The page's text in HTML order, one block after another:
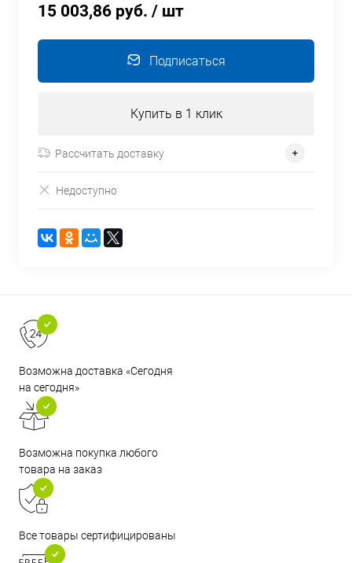
15 003,86 руб. / шт
Подписаться
Купить в 1 клик
Рассчитать доставку
Недоступно
Возможна доставка «Сегодня
на сегодня»
Возможна покупка любого
товара на заказ
Все товары сертифицированы